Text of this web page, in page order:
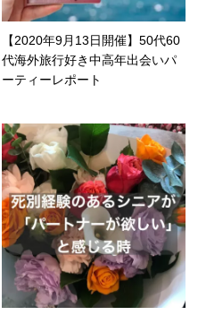
【2020年9月13日開催】50代60
代海外旅行好き中高年出会いパ
ーティーレポート